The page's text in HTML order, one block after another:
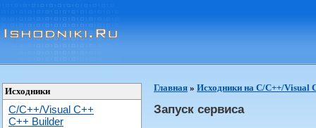
Исходники
C/C++/Visual C++
С++ Builder
Главная » Исходники на C/C++/Visual
Запуск сервиса